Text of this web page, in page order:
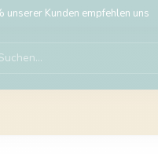
unserer Kunden empfehlen uns